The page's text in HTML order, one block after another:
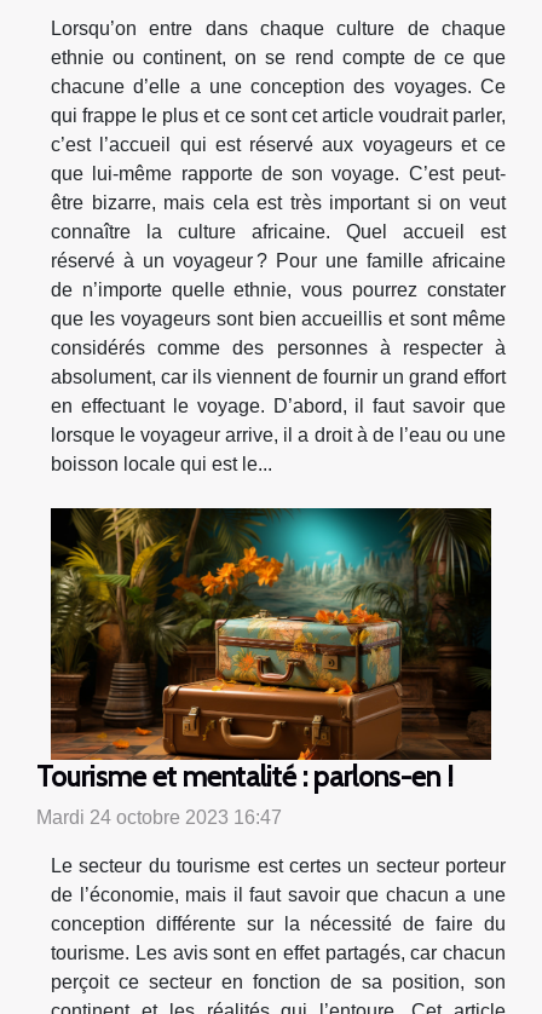
Lorsqu’on entre dans chaque culture de chaque
ethnie ou continent, on se rend compte de ce que
chacune d’elle a une conception des voyages. Ce
qui frappe le plus et ce sont cet article voudrait parler,
c’est l’accueil qui est réservé aux voyageurs et ce
que lui-même rapporte de son voyage. C’est peut-
être bizarre, mais cela est très important si on veut
connaître la culture africaine. Quel accueil est
réservé à un voyageur ? Pour une famille africaine
de n’importe quelle ethnie, vous pourrez constater
que les voyageurs sont bien accueillis et sont même
considérés comme des personnes à respecter à
absolument, car ils viennent de fournir un grand effort
en effectuant le voyage. D’abord, il faut savoir que
lorsque le voyageur arrive, il a droit à de l’eau ou une
boisson locale qui est le...
Tourisme et mentalité : parlons-en !
Mardi 24 octobre 2023 16:47
Le secteur du tourisme est certes un secteur porteur
de l’économie, mais il faut savoir que chacun a une
conception différente sur la nécessité de faire du
tourisme. Les avis sont en effet partagés, car chacun
perçoit ce secteur en fonction de sa position, son